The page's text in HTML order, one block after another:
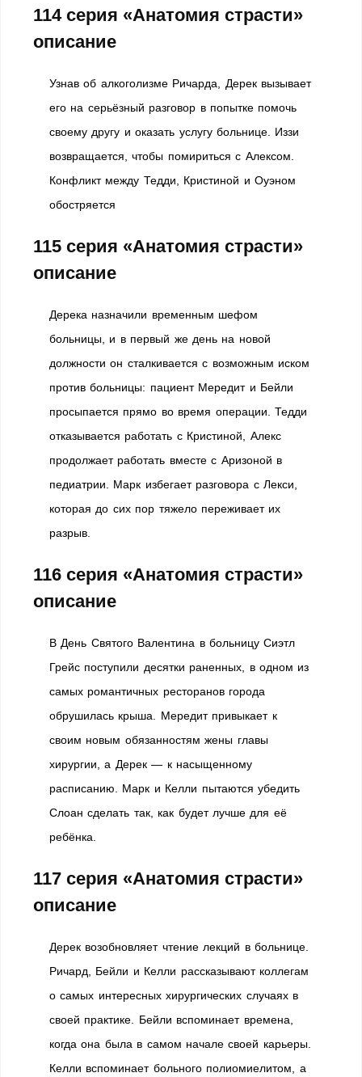
114 серия «Анатомия страсти»
описание
Узнав об алкоголизме Ричарда, Дерек вызывает
его на серьёзный разговор в попытке помочь
своему другу и оказать услугу больнице. Иззи
возвращается, чтобы помириться с Алексом.
Конфликт между Тедди, Кристиной и Оуэном
обостряется
115 серия «Анатомия страсти»
описание
Дерека назначили временным шефом
больницы, и в первый же день на новой
должности он сталкивается с возможным иском
против больницы: пациент Мередит и Бейли
просыпается прямо во время операции. Тедди
отказывается работать с Кристиной, Алекс
продолжает работать вместе с Аризоной в
педиатрии. Марк избегает разговора с Лекси,
которая до сих пор тяжело переживает их
разрыв.
116 серия «Анатомия страсти»
описание
В День Святого Валентина в больницу Сиэтл
Грейс поступили десятки раненных, в одном из
самых романтичных ресторанов города
обрушилась крыша. Мередит привыкает к
своим новым обязанностям жены главы
хирургии, а Дерек — к насыщенному
расписанию. Марк и Келли пытаются убедить
Слоан сделать так, как будет лучше для её
ребёнка.
117 серия «Анатомия страсти»
описание
Дерек возобновляет чтение лекций в больнице.
Ричард, Бейли и Келли рассказывают коллегам
о самых интересных хирургических случаях в
своей практике. Бейли вспоминает времена,
когда она была в самом начале своей карьеры.
Келли вспоминает больного полиомиелитом, а